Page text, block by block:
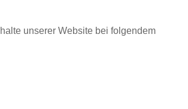
unserer Website bei folgendem